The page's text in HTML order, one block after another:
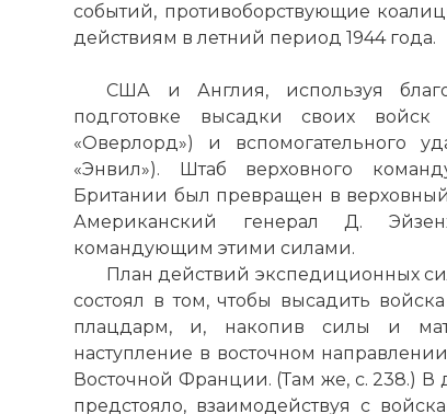
событий, противоборствующие
действиям в летний период 1944 года.
США и Англия, используя
подготовке высадки своих
«Оверлорд») и вспомогательного
«Энвил»). Штаб верховного
Британии был превращен в
Американский генерал Д.
командующим этими силами.
План действий экспедиционных
состоял в том, чтобы высадить
плацдарм, и, накопив силы и
наступление в восточном
Восточной Франции. (Там же, с. 238.)
предстояло, взаимодействуя с